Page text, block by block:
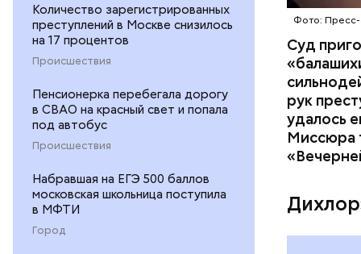
Количество зарегистрированных
преступлений в Москве снизилось
на 17 процентов
Происшествия
Пенсионерка перебегала дорогу
в СВАО на красный свет и попала
под автобус
Происшествия
Набравшая на ЕГЭ 500 баллов
московская школьница поступила
в МФТИ
Город
Фото: Пресс-
Суд
рук
удалось
Миссюра
По